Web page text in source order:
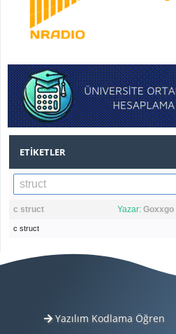
ETIKETLER
Yazar: Goxxgo
c struct
c struct
Yazılım Kodlama Öğren